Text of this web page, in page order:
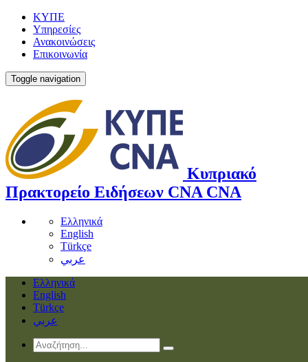
ΚΥΠΕ
Υπηρεσίες
Ανακοινώσεις
Επικοινωνία
Toggle navigation
Κυπριακό
Πρακτορείο Ειδήσεων CNA CNA
Ελληνικά
English
Türkçe
عربي
Ελληνικά
English
Türkçe
عربي